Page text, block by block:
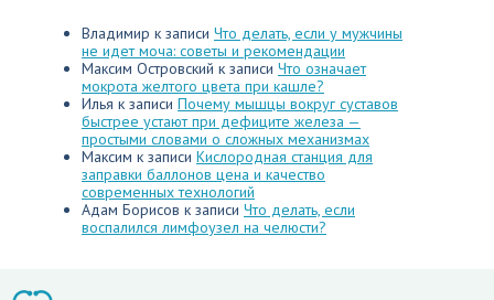
Владимир к записи Что делать, если у мужчины
не идет моча: советы и рекомендации
Максим Островский к записи Что означает
мокрота желтого цвета при кашле?
Илья к записи Почему мышцы вокруг суставов
быстрее устают при дефиците железа —
простыми словами о сложных механизмах
Максим к записи Кислородная станция для
заправки баллонов цена и качество
современных технологий
Адам Борисов к записи Что делать, если
воспалился лимфоузел на челюсти?